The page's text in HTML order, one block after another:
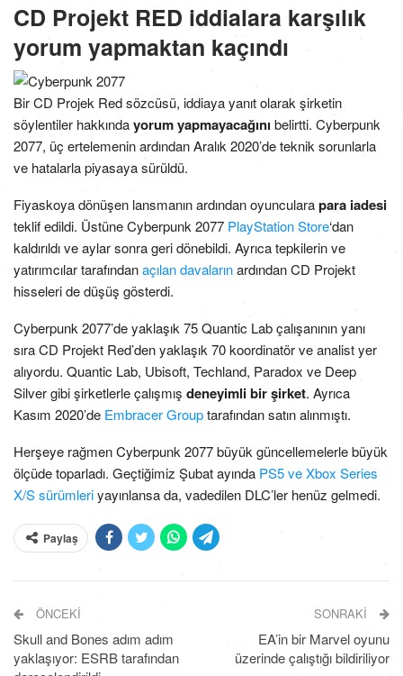
CD Projekt RED iddialara karşılık
yorum yapmaktan kaçındı
Bir CD Projek Red sözcüsü, iddiaya yanıt olarak şirketin
söylentiler hakkındayorum yapmayacağını belirtti. Cyberpunk
2077, üç ertelemenin ardından Aralık 2020’de teknik sorunlarla
ve hatalarla piyasaya sürüldü.
Fiyaskoya dönüşen lansmanın ardından oyuncularapara iadesi
teklif edildi. Üstüne Cyberpunk 2077 PlayStation Store‘dan
kaldırıldı ​​ve aylar sonra geri dönebildi. Ayrıca tepkilerin ve
yatırımcılar tarafındanaçılan davalarınardından CD Projekt
hisseleri de düşüş gösterdi.
Cyberpunk 2077’de yaklaşık 75 Quantic Lab çalışanının yanı
sıra CD Projekt Red’den yaklaşık 70 koordinatör ve analist yer
alıyordu. Quantic Lab, Ubisoft, Techland, Paradox ve Deep
Silver gibi şirketlerle çalışmış deneyimli bir şirket. Ayrıca
Kasım 2020’de Embracer Grouptarafından satın alınmıştı.
Herşeye rağmen Cyberpunk 2077 büyük güncellemelerle büyük
ölçüde toparladı. Geçtiğimiz Şubat ayında PS5 ve Xbox Series
X/S sürümleriyayınlansa da, vadedilen DLC’ler henüz gelmedi.
Paylaş
ÖNCEKI
Skull and Bones adım adım
yaklaşıyor: ESRB tarafından
SONRAKI
EA’in bir Marvel oyunu
üzerinde çalıştığı bildiriliyor